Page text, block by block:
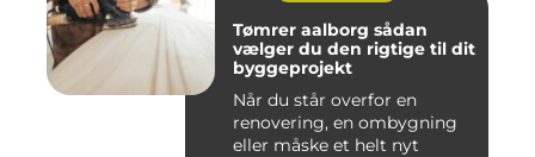
Tømrer aalborg sådan
vælger du den rigtige til dit
byggeprojekt
Når du står overfor en
renovering, en ombygning
eller måske et helt nyt